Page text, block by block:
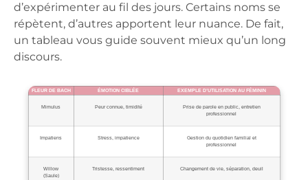
d’expérimenter au fil des jours. Certains noms se
répètent, d’autres apportent leur nuance. De fait,
un tableau vous guide souvent mieux qu’un long
discours.
FLEUR DE BACH ÉMOTION CIBLÉE EXEMPLE D’UTILISATION AU FÉMININ
Mimulus Peur connue, timidité
Prise de parole en public, entretien
professionnel
Impatiens Stress, impatience
Gestion du quotidien familial et
professionnel
Willow
(Saule)
Tristesse, ressentiment Changement de vie, séparation, deuil